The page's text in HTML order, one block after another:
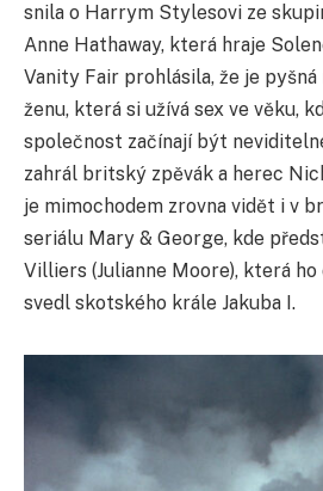
snila o Harrym Stylesovi ze
Anne Hathaway, která hraje
Vanity Fair prohlásila, že je pyšná
ženu, která si užívá sex ve věku,
společnost začínají být
zahrál britský zpěvák a herec
je mimochodem zrovna vidět i v
seriálu Mary & George, kde
Villiers (Julianne Moore), která
svedl skotského krále Jakuba I.